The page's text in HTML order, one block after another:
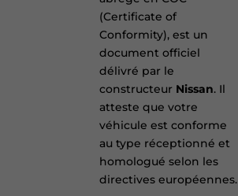
(Certificate of
Conformity), est un
document officiel
délivré par le
constructeur Nissan. Il
atteste que votre
véhicule est conforme
au type réceptionné et
homologué selon les
directives européennes.